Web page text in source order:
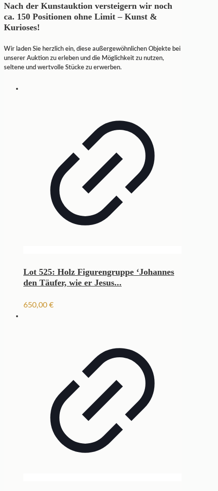
Nach der Kunstauktion versteigern wir noch
ca. 150 Positionen ohne Limit – Kunst &
Kurioses!
Wir laden Sie herzlich ein, diese außergewöhnlichen Objekte bei
unserer Auktion zu erleben und die Möglichkeit zu nutzen,
seltene und wertvolle Stücke zu erwerben.
Lot 525: Holz Figurengruppe ‘Johannes
den Täufer, wie er Jesus...
650,00 €